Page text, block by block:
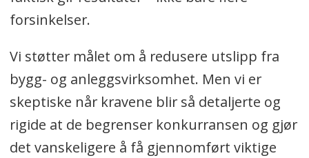
forsinkelser.
Vi støtter målet om å redusere utslipp fra
bygg- og anleggsvirksomhet. Men vi er
skeptiske når kravene blir så detaljerte og
rigide at de begrenser konkurransen og gjør
det vanskeligere å få gjennomført viktige